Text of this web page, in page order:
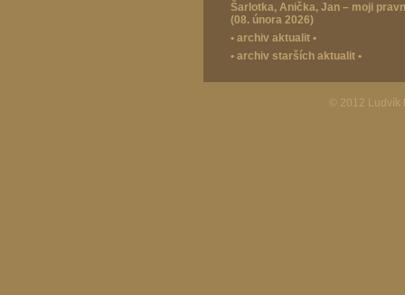
Šarlotka, Anička, Jan – moji
(08. února 2026)
• archiv aktualit •
• archiv starších aktualit •
© 2012